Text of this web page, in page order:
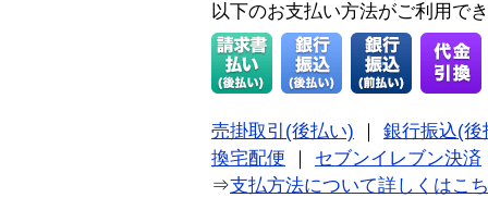
以下のお支払い方法がご利用で
売掛取引(後払い)
銀行振込(後
換宅配便
セブンイレブン決済
⇒支払方法について詳しくはこ